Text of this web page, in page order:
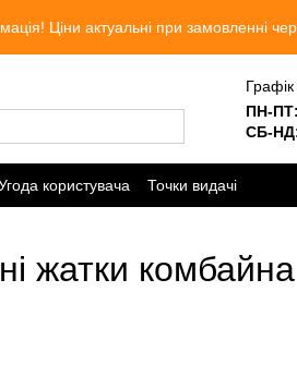
актуальні при замовленні через
ПН-ПТ:
СБ-
користувача Точки видачі
жатки комбайна